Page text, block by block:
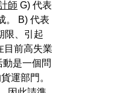
師 G) 代表
。 B) 代表
限、引起
目前高失業
是一個問
運部門。